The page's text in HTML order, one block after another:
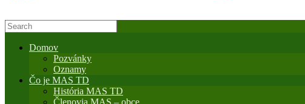
Domov
Pozvánky
Oznamy
Čo je MAS TD
História MAS TD
Členovia MAS – obce